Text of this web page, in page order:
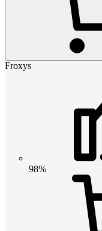
Froxys
98%